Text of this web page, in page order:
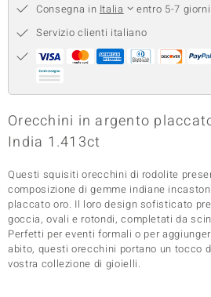
ClassicsConsegna in Italia
entro 5-7 giorni
Servizio clienti italiano
Orecchini in argento
India 1.413ct
Questi squisiti orecchini di rodolite
composizione di gemme indiane
placcato oro. Il loro design sofisticato
goccia, ovali e rotondi, completati da
Perfetti per eventi formali o per
abito, questi orecchini portano un tocco
vostra collezione di gioielli.